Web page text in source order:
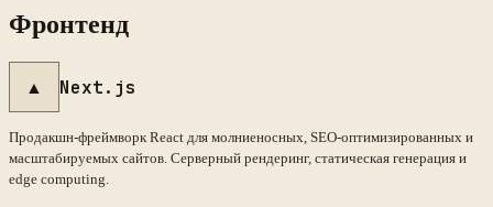
Фронтенд
▲ Next.js
Продакшн-фреймворк React для молниеносных, SEO-оптимизированных и
масштабируемых сайтов. Серверный рендеринг, статическая генерация и
edge computing.